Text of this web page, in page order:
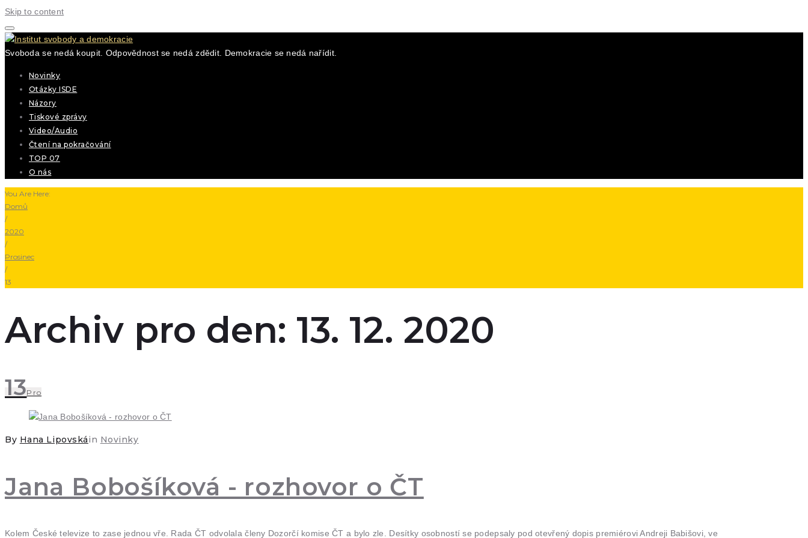
Skip to content
Svoboda se nedá koupit. Odpovědnost se nedá zdědit. Demokracie se nedá nařídit.
Novinky
Otázky ISDE
Názory
Tiskové zprávy
Video/Audio
Čtení na pokračování
TOP 07
O nás
You Are Here:
Domů
/
2020
/
Prosinec
/
13
Archiv pro den: 13. 12. 2020
13Pro
By Hana Lipovskáin Novinky
Jana Bobošíková - rozhovor o ČT
Kolem České televize to zase jednou vře. Rada ČT odvolala členy Dozorčí komise ČT a bylo zle. Desítky osobností se podepsaly pod otevřený dopis premiérovi Andreji Babišovi, ve